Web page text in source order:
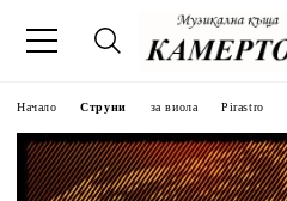
Начало Струни за виола Pirastro